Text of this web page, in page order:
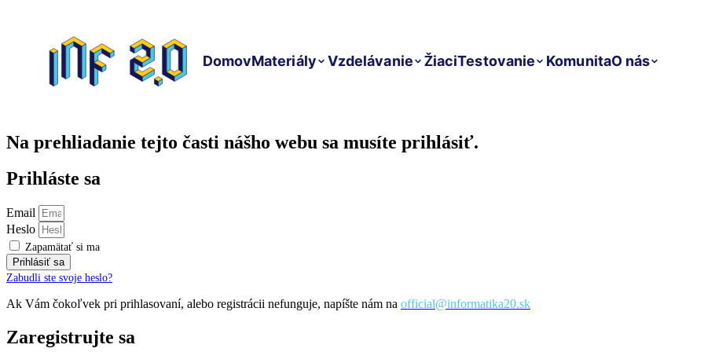
DomovMateriály Vzdelávanie ŽiaciTestovanie KomunitaO nás
Na prehliadanie tejto časti nášho webu sa musíte prihlásiť.
Prihláste sa
Email
Heslo
Zapamätať si ma
Prihlásiť sa
Zabudli ste svoje heslo?
Ak Vám čokoľvek pri prihlasovaní, alebo registrácii nefunguje, napíšte nám na official@informatika20.sk
Zaregistrujte sa